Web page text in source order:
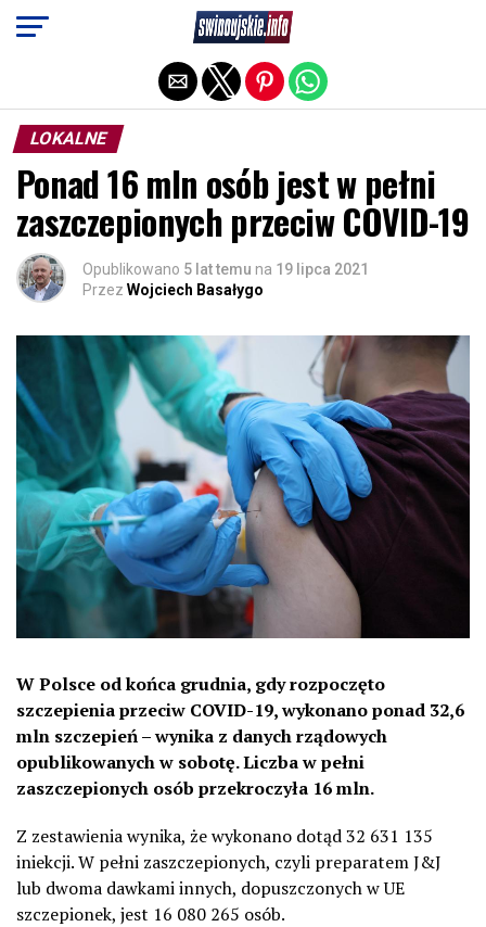
LOKALNE
Ponad 16 mln osób jest w pełni
zaszczepionych przeciw COVID-19
Opublikowano 5 lat temu na 19 lipca 2021
Przez Wojciech Basałygo
W Polsce od końca grudnia, gdy rozpoczęto
szczepienia przeciw COVID-19, wykonano ponad 32,6
mln szczepień – wynika z danych rządowych
opublikowanych w sobotę. Liczba w pełni
zaszczepionych osób przekroczyła 16 mln.
Z zestawienia wynika, że wykonano dotąd 32 631 135
iniekcji. W pełni zaszczepionych, czyli preparatem J&J
lub dwoma dawkami innych, dopuszczonych w UE
szczepionek, jest 16 080 265 osób.
Exit mobile version